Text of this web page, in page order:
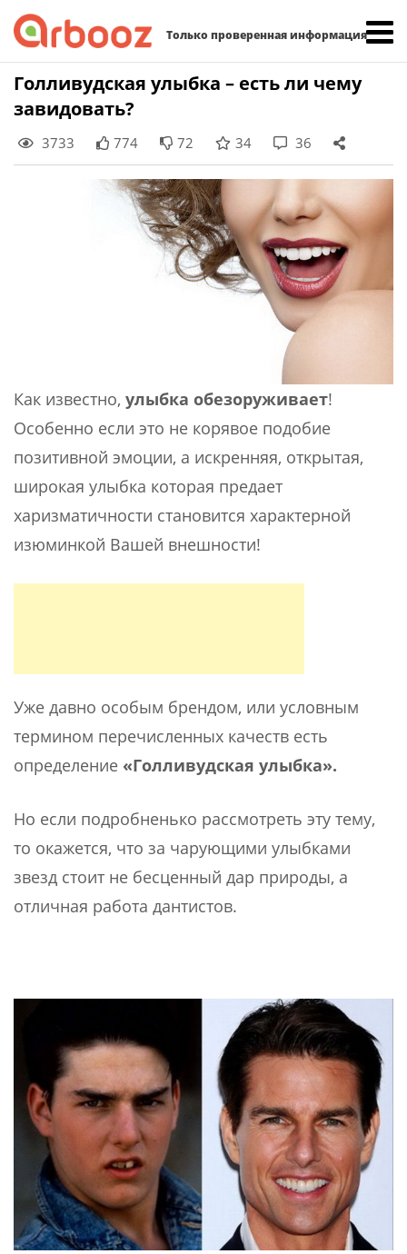
Только проверенная информация
Skip
content
Голливудская улыбка – есть ли чему
завидовать?
3733 774 72 34 36
Как известно, улыбка обезоруживает!
Особенно если это не корявое подобие
позитивной эмоции, а искренняя, открытая,
широкая улыбка которая предает
харизматичности становится характерной
изюминкой Вашей внешности!
Уже давно особым брендом, или условным
термином перечисленных качеств есть
определение «Голливудская улыбка».
Но если подробненько рассмотреть эту тему,
то окажется, что за чарующими улыбками
звезд стоит не бесценный дар природы, а
отличная работа дантистов.
Найти: